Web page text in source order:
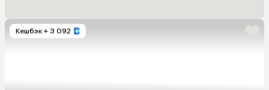
Кешбэк + 3 092